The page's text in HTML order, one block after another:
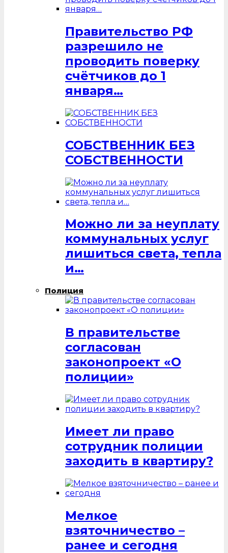
Правительство РФ
разрешило не
проводить поверку
счётчиков до 1
января…
СОБСТВЕННИК БЕЗ
СОБСТВЕННОСТИ
Можно ли за неуплату
коммунальных услуг
лишиться света, тепла
и…
Полиция
В правительстве
согласован
законопроект «О
полиции»
Имеет ли право
сотрудник полиции
заходить в квартиру?
Мелкое
взяточничество –
ранее и сегодня